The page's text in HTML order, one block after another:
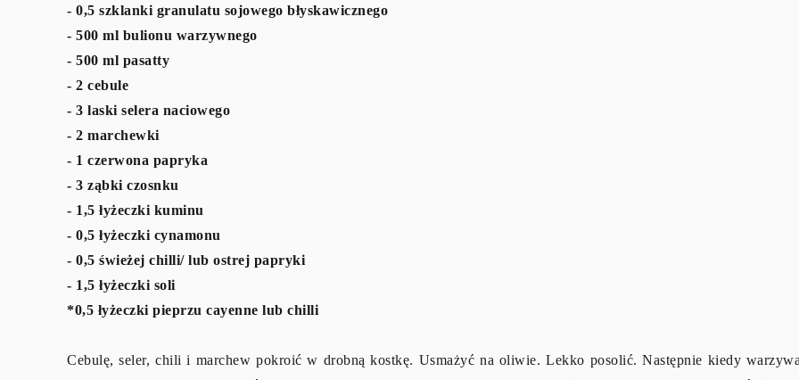
- 0,5 szklanki granulatu sojowego błyskawicznego
- 500 ml bulionu warzywnego
- 500 ml pasatty
- 2 cebule
- 3 laski selera naciowego
- 2 marchewki
- 1 czerwona papryka
- 3 ząbki czosnku
- 1,5 łyżeczki kuminu
- 0,5 łyżeczki cynamonu
- 0,5 świeżej chilli/ lub ostrej papryki
- 1,5 łyżeczki soli
*0,5 łyżeczki pieprzu cayenne lub chilli
Cebulę, seler, chili i marchew pokroić w drobną kostkę. Usmażyć na oliwie. Lekko posolić. Następnie kiedy